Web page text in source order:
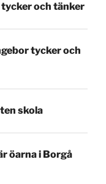
tycker och tänker
tycker och
skola
öarna i Borgå